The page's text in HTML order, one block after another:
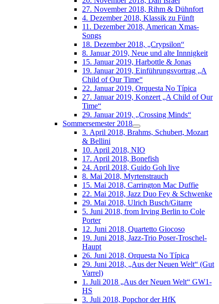
27. November 2018, Rihm & Dühnfort
4. Dezember 2018, Klassik zu Fünft
11. Dezember 2018, American Xmas-
Songs
18. Dezember 2018, „Crypsilon“
8. Januar 2019, Neue und alte Innnigkeit
15. Januar 2019, Harbottle & Jonas
19. Januar 2019, Einführungsvortrag „A
Child of Our Time“
22. Januar 2019, Orquesta No Típica
27. Januar 2019, Konzert „A Child of Our
Time“
29. Januar 2019, „Crossing Minds“
Sommersemester 2018
3. April 2018, Brahms, Schubert, Mozart
& Bellini
10. April 2018, NIO
17. April 2018, Bonefish
24. April 2018, Guido Goh live
8. Mai 2018, Myrtenstrauch
15. Mai 2018, Carrington Mac Duffie
22. Mai 2018, Jazz Duo Fey & Schwenke
29. Mai 2018, Ulrich Busch/Gitarre
5. Juni 2018, from Irving Berlin to Cole
Porter
12. Juni 2018, Quartetto Giocoso
19. Juni 2018, Jazz-Trio Poser-Troschel-
Haupt
26. Juni 2018, Orquesta No Típica
29. Juni 2018, „Aus der Neuen Welt“ (Gut
Varrel)
1. Juli 2018 „Aus der Neuen Welt“ GW1-
HS
3. Juli 2018, Popchor der HfK